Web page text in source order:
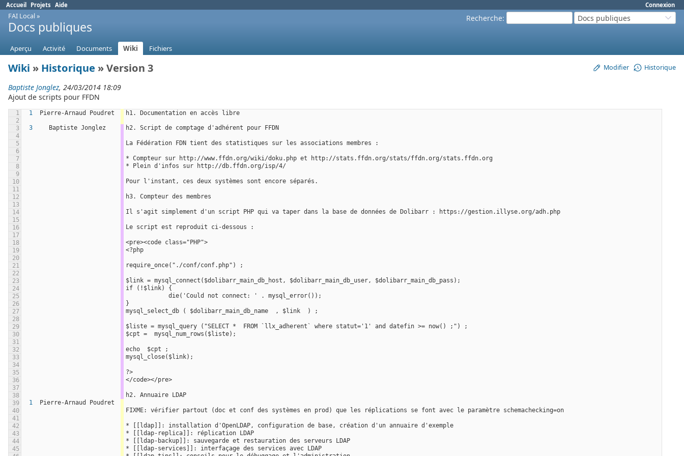
Connexion
Accueil Projets Aide
Recherche: Docs publiques
FAI Local»
Docs publiques
Aperçu Activité Documents Wiki Fichiers
Modifier Historique
Wiki » Historique » Version 3
Baptiste Jonglez, 24/03/2014 18:09
Ajout de scripts pour FFDN
1 1 Pierre-Arnaud Poudret
h1. Documentation en accès libre
2
3
3 Baptiste Jonglez
h2. Script de comptage d'adhérent pour FFDN
4
5
La Fédération FDN tient des statistiques sur les associations membres :
6
7
* Compteur sur http://www.ffdn.org/wiki/doku.php et http://stats.ffdn.org/stats/ffdn.org/stats.ffdn.org
8
* Plein d'infos sur http://db.ffdn.org/isp/4/
9
10
Pour l'instant, ces deux systèmes sont encore séparés.
11
12
h3. Compteur des membres
13
14
Il s'agit simplement d'un script PHP qui va taper dans la base de données de Dolibarr : https://gestion.illyse.org/adh.php
15
16
Le script est reproduit ci-dessous :
17
18
<pre><code class="PHP">
19
<?php
20
21
require_once("./conf/conf.php") ;
22
23
$link = mysql_connect($dolibarr_main_db_host, $dolibarr_main_db_user, $dolibarr_main_db_pass);
24
if (!$link) {
25
	    die('Could not connect: ' . mysql_error());
26
}
27
mysql_select_db ( $dolibarr_main_db_name  , $link  ) ;
28
29
$liste = mysql_query ("SELECT *  FROM `llx_adherent` where statut='1' and datefin >= now() ;") ;
30
$cpt =  mysql_num_rows($liste);
31
32
echo  $cpt ;
33
mysql_close($link);
34
35
?>
36
</code></pre>
37
38
h2. Annuaire LDAP
39
1
Pierre-Arnaud Poudret
40
FIXME: vérifier partout (doc et conf des systèmes en prod) que les réplications se font avec le paramètre schemachecking=on
41
42
* [[ldap]]: installation d'OpenLDAP, configuration de base, création d'un annuaire d'exemple
43
* [[ldap-replica]]: réplication LDAP
44
* [[ldap-backup]]: sauvegarde et restauration des serveurs LDAP
45
* [[ldap-services]]: interfaçage des services avec LDAP